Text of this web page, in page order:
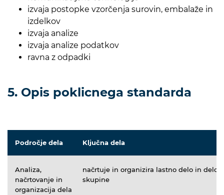
izvaja postopke vzorčenja surovin, embalaže in
izdelkov
izvaja analize
izvaja analize podatkov
ravna z odpadki
5. Opis poklicnega standarda
Področje dela Ključna dela
Analiza,
načrtovanje in
organizacija dela
načrtuje in organizira lastno delo in delo
skupine